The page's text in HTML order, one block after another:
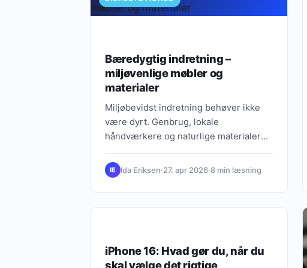
Bæredygtig indretning –
miljøvenlige møbler og
materialer
Miljøbevidst indretning behøver ikke
være dyrt. Genbrug, lokale
håndværkere og naturlige materialer
klimaet.
IE Ida Eriksen·27. apr 2026·8 min læsning
iPhone 16: Hvad gør du, når du
skal vælge det rigtige